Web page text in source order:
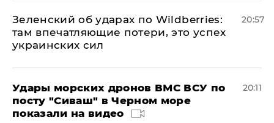
Зеленский об ударах по Wildberries:
там впечатляющие потери, это успех
украинских сил
20:57
Удары морских дронов ВМС ВСУ по
посту "Сиваш" в Черном море
показали на видео
20:11